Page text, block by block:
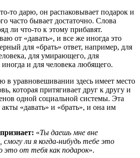
то дарю, он распаковывает подарок и
часто бывает достаточно. Слова
ли что-то к этому приба­вят.
от «давать», и все же иногда это
для «брать» ответ, например, для
для умирающего, для
иногда и для человека любящего.
в уравновешивании здесь имеет место
которая притягивает друг к другу и
одной социальной системы. Эта
«давать» и «брать», и она им
«Ты даешь мне вне
ли я когда-нибудь тебе это
это от тебя как пода­рок».